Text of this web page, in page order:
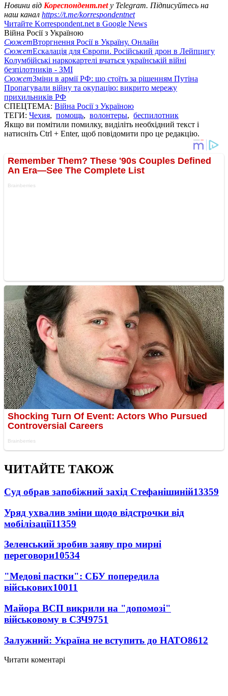
Новини від Кореспондент.netу Telegram. Підписуйтесь на
наш канал https://t.me/korrespondentnet
Читайте Korrespondent.net в Google News
Війна Росії з Україною
СюжетВторгнення Росії в Україну. Онлайн
СюжетЕскалація для Європи. Російський дрон в Лейпцигу
Колумбійські наркокартелі вчаться українській війні
безпілотників - ЗМІ
СюжетЗміни в армії РФ: що стоїть за рішенням Путіна
Пропагували війну та окупацію: викрито мережу
прихильників РФ
СПЕЦТЕМА: Війна Росії з Україною
ТЕГИ: Чехия, помощь, волонтеры, беспилотник
Якщо ви помітили помилку, виділіть необхідний текст і
натисніть Ctrl + Enter, щоб повідомити про це редакцію.
ЧИТАЙТЕ ТАКОЖ
Суд обрав запобіжний захід Стефанішиній13359
Уряд ухвалив зміни щодо відстрочки від
мобілізації11359
Зеленський зробив заяву про мирні
переговори10534
"Медові пастки": СБУ попередила
військових10011
Майора ВСП викрили на "допомозі"
військовому в СЗЧ9751
Залужний: Україна не вступить до НАТО8612
Читати коментарі